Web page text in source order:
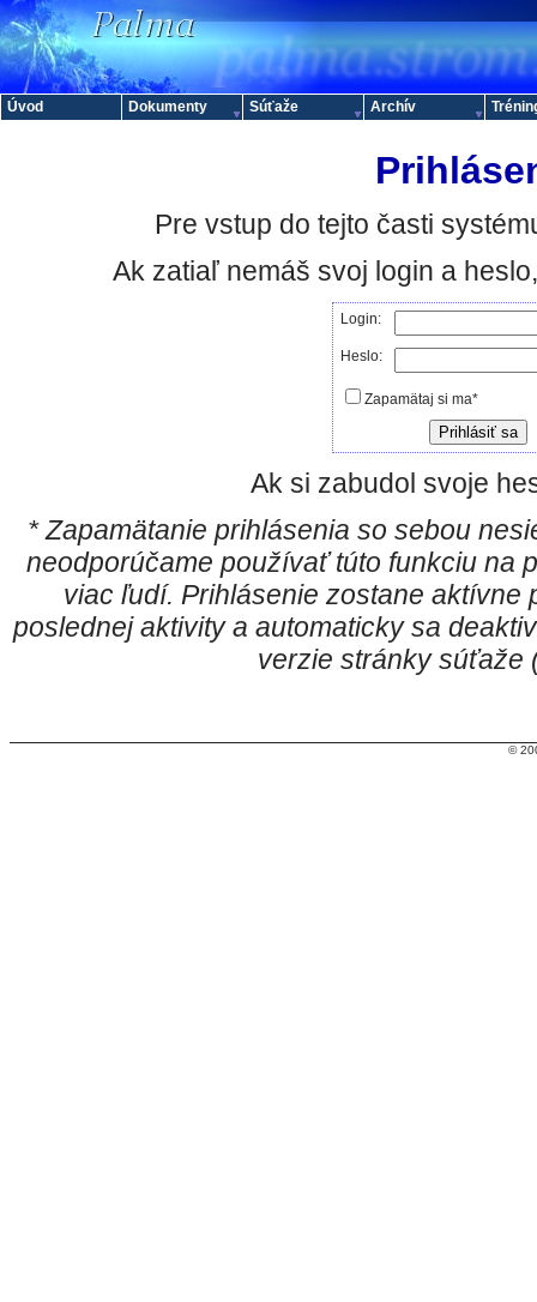
Pre vstup do tejto časti
Ak zatiaľ nemáš svoj login a
Login:
Heslo:
Zapamätaj si ma*
Ak si zabudol svoje
* Zapamätanie prihlásenia so sebou
neodporúčame používať túto funkciu na
viac ľudí. Prihlásenie zostane aktívne
poslednej aktivity a automaticky sa
verzie stránky súťaže
©
Úvod Dokumenty Súťaže Archív